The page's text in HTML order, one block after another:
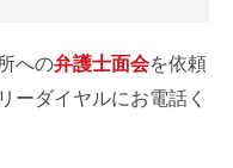
への弁護士面会を依頼
ーダイヤルにお電話く